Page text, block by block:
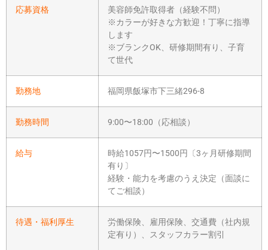
応募資格
美容師免許取得者（経験不問）
※カラーが好きな方歓迎！丁寧に指導
します
※ブランクOK、研修期間有り、子育
て世代
勤務地 福岡県飯塚市下三緒296-8
勤務時間 9:00〜18:00（応相談）
給与
時給1057円〜1500円〔3ヶ月研修期間
有り〕
経験・能力を考慮のうえ決定（面談に
てご相談）
待遇・福利厚生
労働保険、雇用保険、交通費（社内規
定有り）、スタッフカラー割引